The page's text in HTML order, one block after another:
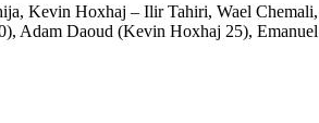
Kevin Hoxhaj – Ilir Tahiri, Wael
Adam Daoud (Kevin Hoxhaj 25),